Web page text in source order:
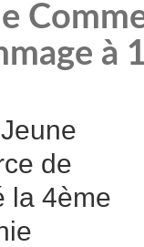
à
de
la 4ème